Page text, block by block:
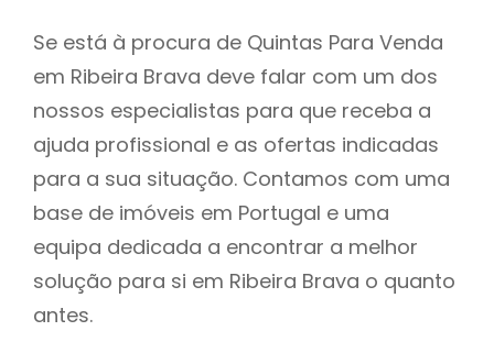
Se está à procura de Quintas Para Venda
em Ribeira Brava deve falar com um dos
nossos especialistas para que receba a
ajuda profissional e as ofertas indicadas
para a sua situação. Contamos com uma
base de imóveis em Portugal e uma
equipa dedicada a encontrar a melhor
solução para si em Ribeira Brava o quanto
antes.